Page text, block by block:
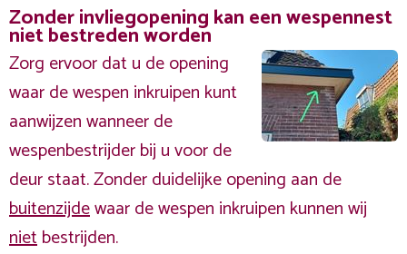
Zonder invliegopening kan een wespennest
niet bestreden worden
Zorg ervoor dat u de opening
waar de wespen inkruipen kunt
aanwijzen wanneer de
wespenbestrijder bij u voor de
deur staat. Zonder duidelijke opening aan de
buitenzijdewaar de wespen inkruipen kunnen wij
nietbestrijden.